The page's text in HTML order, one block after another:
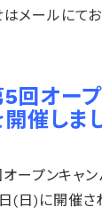
メールにて
回オー
催しま
ープンキャン
(日)に開催さ